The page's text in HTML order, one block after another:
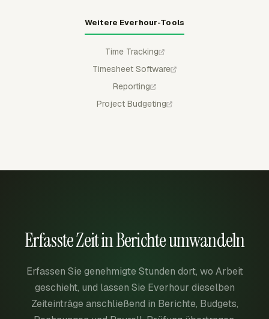
Weitere Everhour-Tools
Time Tracking
Timesheet Software
Reporting
Project Budgeting
Erfasste Zeit in Berichte umwandeln
Erfassen Sie genehmigte Stunden dort, wo Arbeit
geschieht, und lassen Sie Everhour dieselben
Zeiteinträge anschließend in Berichte, Budgets,